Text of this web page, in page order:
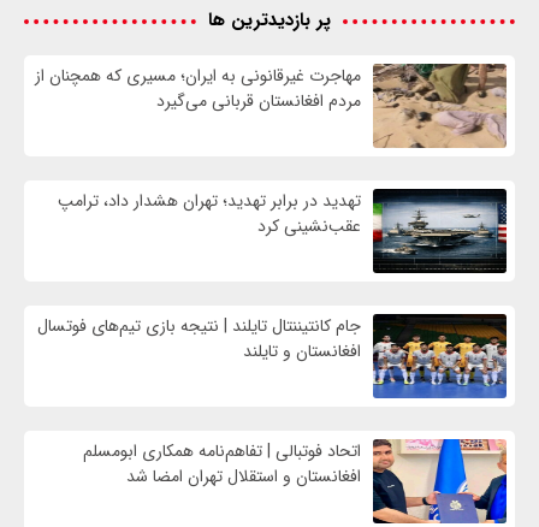
پر بازدیدترین ها
مهاجرت غیرقانونی به ایران؛ مسیری که همچنان از
مردم افغانستان قربانی می‌گیرد
تهدید در برابر تهدید؛ تهران هشدار داد، ترامپ
عقب‌نشینی کرد
جام کانتیننتال تایلند | نتیجه بازی تیم‌های فوتسال
افغانستان و تایلند
اتحاد فوتبالی | تفاهم‌نامه همکاری ابومسلم
افغانستان و استقلال تهران امضا شد